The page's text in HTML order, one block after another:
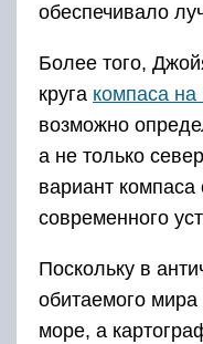
обеспечивало
Более того,
круга компаса
возможно
а не только
вариант компаса
современного
Поскольку в
обитаемого
море, а